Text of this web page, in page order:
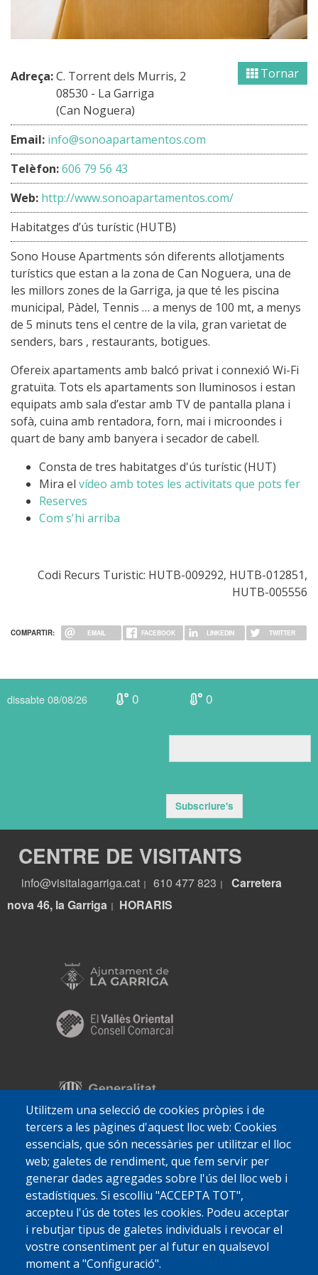
Tornar
Adreça:C. Torrent dels Murris, 2
08530 - La Garriga
(Can Noguera)
Email: info@sonoapartamentos.com
Telèfon:606 79 56 43
Web: http://www.sonoapartamentos.com/
Habitatges d’ús turístic (HUTB)
Sono House Apartments són diferents allotjaments
turístics que estan a la zona de Can Noguera, una de
les millors zones de la Garriga, ja que té les piscina
municipal, Pàdel, Tennis … a menys de 100 mt, a menys
de 5 minuts tens el centre de la vila, gran varietat de
senders, bars , restaurants, botigues.
Ofereix apartaments amb balcó privat i connexió Wi-Fi
gratuïta. Tots els apartaments son lluminosos i estan
equipats amb sala d’estar amb TV de pantalla plana i
sofà, cuina amb rentadora, forn, mai i microondes i
quart de bany amb banyera i secador de cabell.
Consta de tres habitatges d'ús turístic (HUT)
Mira el vídeo amb totes les activitats que pots fer
Reserves
Com s'hi arriba
Codi Recurs Turistic: HUTB-009292, HUTB-012851,
HUTB-005556
COMPARTIR: EMAIL FACEBOOK LINKEDIN TWITTER
Utilitzem una selecció de cookies pròpies i de
tercers a les pàgines d'aquest lloc web: Cookies
essencials, que són necessàries per utilitzar el lloc
web; galetes de rendiment, que fem servir per
generar dades agregades sobre l'ús del lloc web i
estadístiques. Si escolliu "ACCEPTA TOT",
accepteu l'ús de totes les cookies. Podeu acceptar
i rebutjar tipus de galetes individuals i revocar el
vostre consentiment per al futur en qualsevol
moment a "Configuració".
dissabte 08/08/26 0 0
Subscriure's
CENTRE DE VISITANTS
info@visitalagarriga.cat 610 477 823
Carretera
nova 46, la Garriga
HORARIS